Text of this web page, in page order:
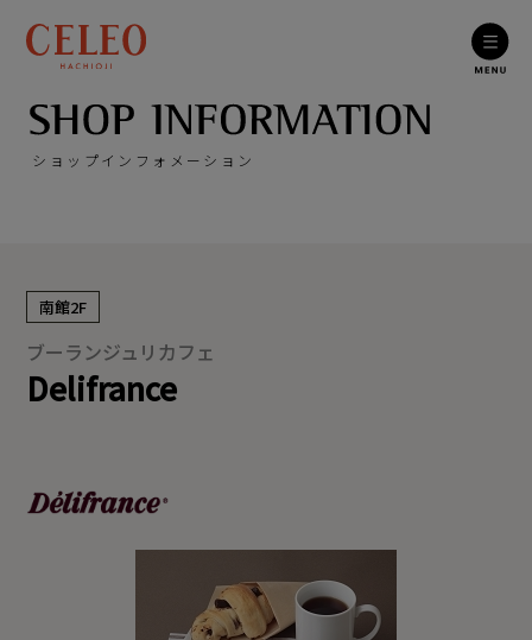
ショップインフォメーション
南館2F
ブーランジュリカフェ
Delifrance